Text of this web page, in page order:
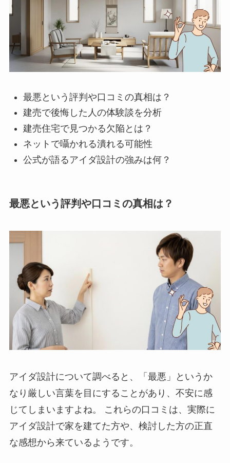
最悪という評判や口コミの真相は？
建売で後悔した人の体験談を分析
建売住宅で見つかる欠陥とは？
ネットで囁かれる潰れる可能性
公式が語るアイダ設計の強みは何？
最悪という評判や口コミの真相は？
アイダ設計について調べると、「最悪」というか
なり厳しい言葉を目にすることがあり、不安に感
じてしまいますよね。 これらの口コミは、実際に
アイダ設計で家を建てた方や、検討した方の正直
な感想から来ているようです。